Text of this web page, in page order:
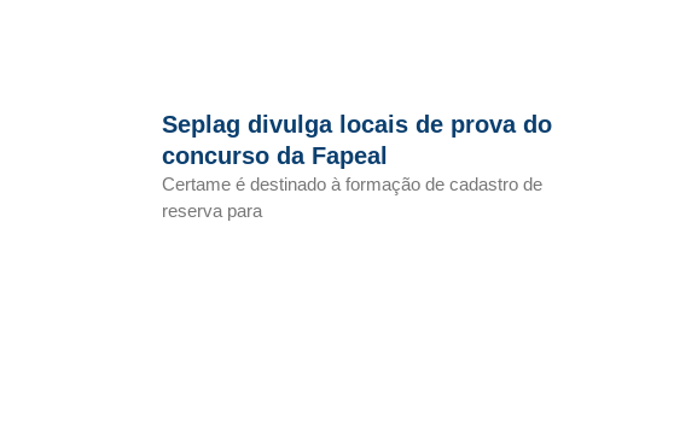
Seplag divulga locais de prova do
concurso da Fapeal
Certame é destinado à formação de cadastro de
reserva para